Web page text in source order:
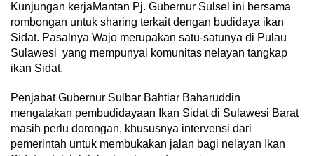
Kunjungan kerjaMantan Pj. Gubernur Sulsel ini bersama
rombongan untuk sharing terkait dengan budidaya ikan
Sidat. Pasalnya Wajo merupakan satu-satunya di Pulau
Sulawesi yang mempunyai komunitas nelayan tangkap
ikan Sidat.
Penjabat Gubernur Sulbar Bahtiar Baharuddin
mengatakan pembudidayaan Ikan Sidat di Sulawesi Barat
masih perlu dorongan, khususnya intervensi dari
pemerintah untuk membukakan jalan bagi nelayan Ikan